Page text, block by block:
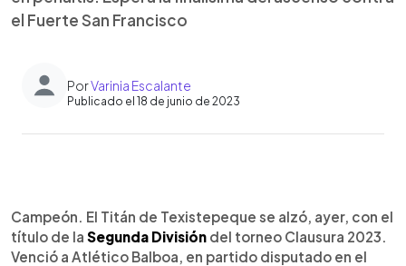
el Fuerte San Francisco
PorVarinia Escalante
Publicado el 18 de junio de 2023
► Escuchar artículo
Campeón. El Titán de Texistepeque se alzó, ayer, con el
título de la Segunda División del torneo Clausura 2023.
Venció a Atlético Balboa, en partido disputado en el